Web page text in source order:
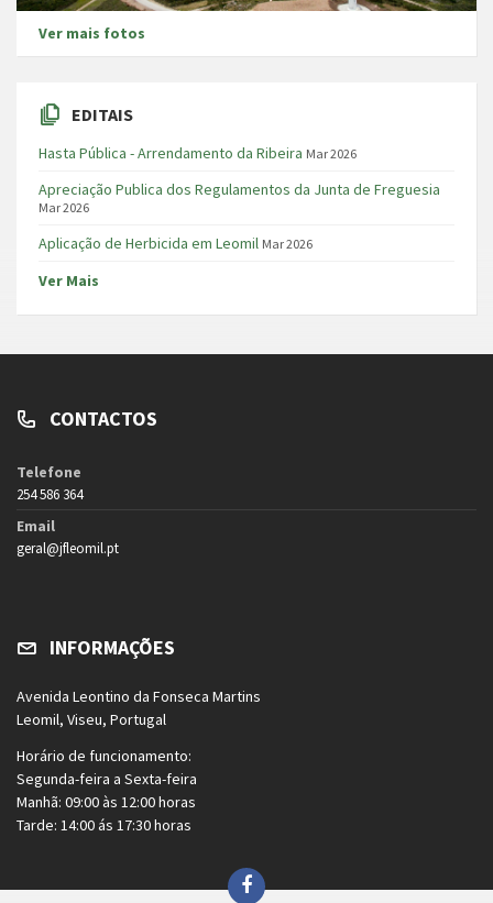
Ver mais fotos
EDITAIS
Hasta Pública - Arrendamento da Ribeira Mar 2026
Apreciação Publica dos Regulamentos da Junta de Freguesia
Mar 2026
Aplicação de Herbicida em Leomil Mar 2026
Ver Mais
CONTACTOS
Telefone
254 586 364
Email
geral@jfleomil.pt
INFORMAÇÕES
Avenida Leontino da Fonseca Martins
Leomil, Viseu, Portugal
Horário de funcionamento:
Segunda-feira a Sexta-feira
Manhã: 09:00 às 12:00 horas
Tarde: 14:00 ás 17:30 horas